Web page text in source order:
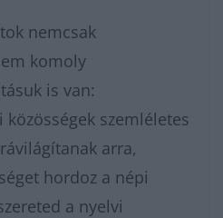
nemcsak
komoly
is van:
szemléletes
arra,
hordoz a népi
a nyelvi